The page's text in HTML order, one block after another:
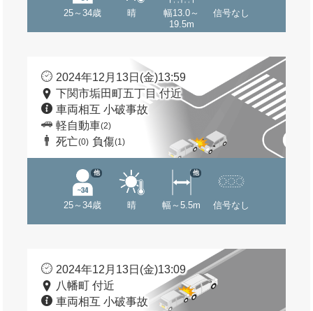
25～34歳 晴
幅13.0～
19.5m
信号なし
2024年12月13日(金)13:59
下関市垢田町五丁目 付近
車両相互 小破事故
軽自動車(2)
死亡(0) 負傷(1)
25～34歳
他
晴 幅～5.5m
他
信号なし
2024年12月13日(金)13:09
八幡町 付近
車両相互 小破事故